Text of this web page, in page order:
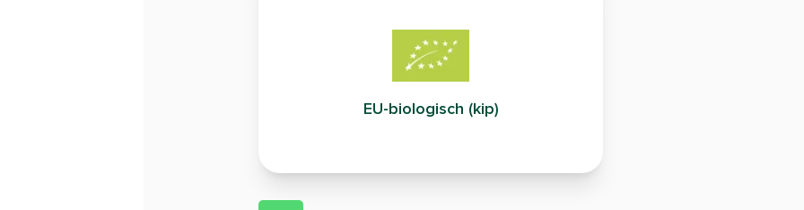
EU-biologisch (kip)